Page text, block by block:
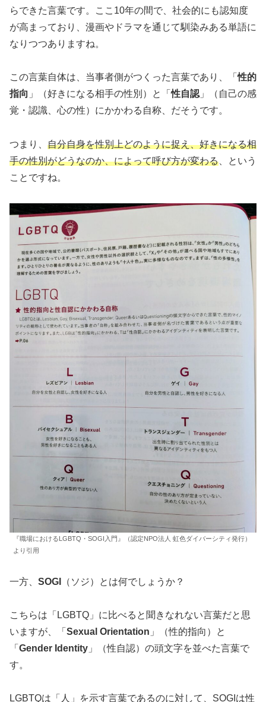
らできた言葉です。ここ10年の間で、社会的にも認知度
が高まっており、漫画やドラマを通じて馴染みある単語に
なりつつありますね。
この言葉自体は、当事者側がつくった言葉であり、「性的
指向 」（好きになる相手の性別）と「性自認 」（自己の感
覚・認識、心の性）にかかわる自称、だそうです。
つまり、 自分自身を性別上どのように捉え、好きになる相
手の性別がどうなのか、によって呼び方が変わる 、という
ことですね。
『職場におけるLGBTQ・SOGI入門』（認定NPO法人 虹色ダイバーシティ発行）
より引用
一方、 SOGI （ソジ）とは何でしょうか？
こちらは「LGBTQ」に比べると聞きなれない言葉だと思
いますが、「 Sexual Orientation 」（性的指向）と
「 Gender Identity 」（性自認）の頭文字を並べた言葉で
す。
LGBTQは「人」を示す言葉であるのに対して、SOGIは性